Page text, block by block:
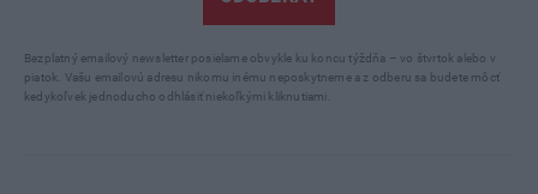
Bezplatný emailový newsletter posielame obvykle ku koncu týždňa – vo štvrtok alebo v
piatok. Vašu emailovú adresu nikomu inému neposkytneme a z odberu sa budete môcť
kedykoľvek jednoducho odhlásiť niekoľkými kliknutiami.